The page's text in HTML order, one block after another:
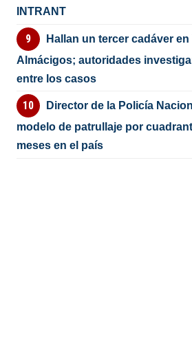
INTRANT
Hallan un tercer cadáver
Almácigos; autoridades
entre los casos
Director de la Policía
modelo de patrullaje por
meses en el país